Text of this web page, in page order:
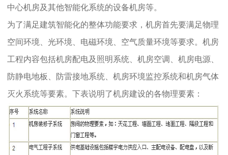
中心机房及其他智能化系统的设备机房等。
为了满足建筑智能化的整体功能要求，机房首先要满足物理
空间环境、光环境、电磁环境、空气质量环境等要求。机房
工程内容包括机房配电及照明系统、机房空调、机房电源、
防静电地板、防雷接地系统、机房环境监控系统和机房气体
灭火系统等要素。下表说明了机房建设的各物理要素：